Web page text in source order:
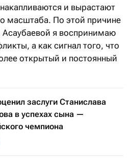
и вырастают
масштаба. По этой причине
я воспринимаю
а как сигнал того, что
открытый и постоянный
заслуги Станислава
в успехах сына —
чемпиона